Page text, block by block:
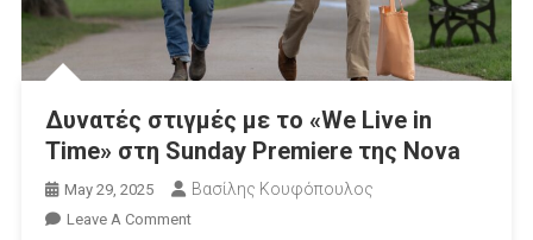
Δυνατές στιγμές με το «We Live in
Time» στη Sunday Premiere της Nova
May 29, 2025 Βασίλης Κουφόπουλος
Leave A CommentOn